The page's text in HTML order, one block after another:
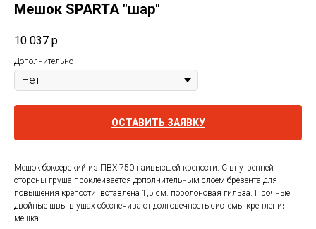
Мешок SPARTA "шар"
10 037 р.
Дополнительно
ОСТАВИТЬ ЗАЯВКУ
Мешок боксерский из ПВХ 750 наивысшей крепости. С внутренней
стороны груша проклеивается дополнительным слоем брезента для
повышения крепости, вставлена 1,5 см. поролоновая гильза. Прочные
двойные швы в ушах обеспечивают долговечность системы крепления
мешка.